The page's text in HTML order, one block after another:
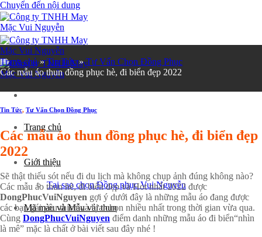
Chuyển đến nội dung
Trang chủ
Giới thiệu
Tại sao chọn Đồng phục Vui Nguyễn
Mã màu và Mẫu vải thun
Trang chủ»Tin Tức»Tư Vấn Chọn Đồng Phục
Các mẫu áo thun đồng phục hè, đi biển đẹp 2022
Tin Tức, Tư Vấn Chọn Đồng Phục
Các mẫu áo thun đồng phục hè, đi biển đẹp
2022
Sẽ thật thiếu sót nếu đi du lịch mà không chụp ảnh đúng không nào?
Các mẫu áo thun hè, đi biển đẹp và Hot nhất 2022 được
DongPhucVuiNguyen gợi ý dưới đây là những mẫu áo đang được
các bạn gái yêu thích và lựa chọn nhiều nhất trong thời gian vừa qua.
Cùng DongPhucVuiNguyen điểm danh những mẫu áo đi biển“nhìn
là mê” mặc là chất ở bài viết sau đây nhé !